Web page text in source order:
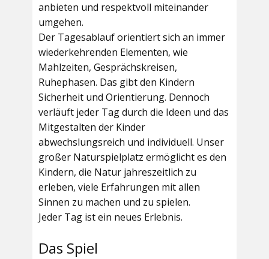
anbieten und respektvoll miteinander
umgehen.
Der Tagesablauf orientiert sich an immer
wiederkehrenden Elementen, wie
Mahlzeiten, Gesprächskreisen,
Ruhephasen. Das gibt den Kindern
Sicherheit und Orientierung. Dennoch
verläuft jeder Tag durch die Ideen und das
Mitgestalten der Kinder
abwechslungsreich und individuell. Unser
großer Naturspielplatz ermöglicht es den
Kindern, die Natur jahreszeitlich zu
erleben, viele Erfahrungen mit allen
Sinnen zu machen und zu spielen.
Jeder Tag ist ein neues Erlebnis.
Das Spiel